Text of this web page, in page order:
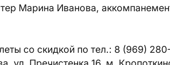
Марина Иванова,
со скидкой по тел.: 8 (969)